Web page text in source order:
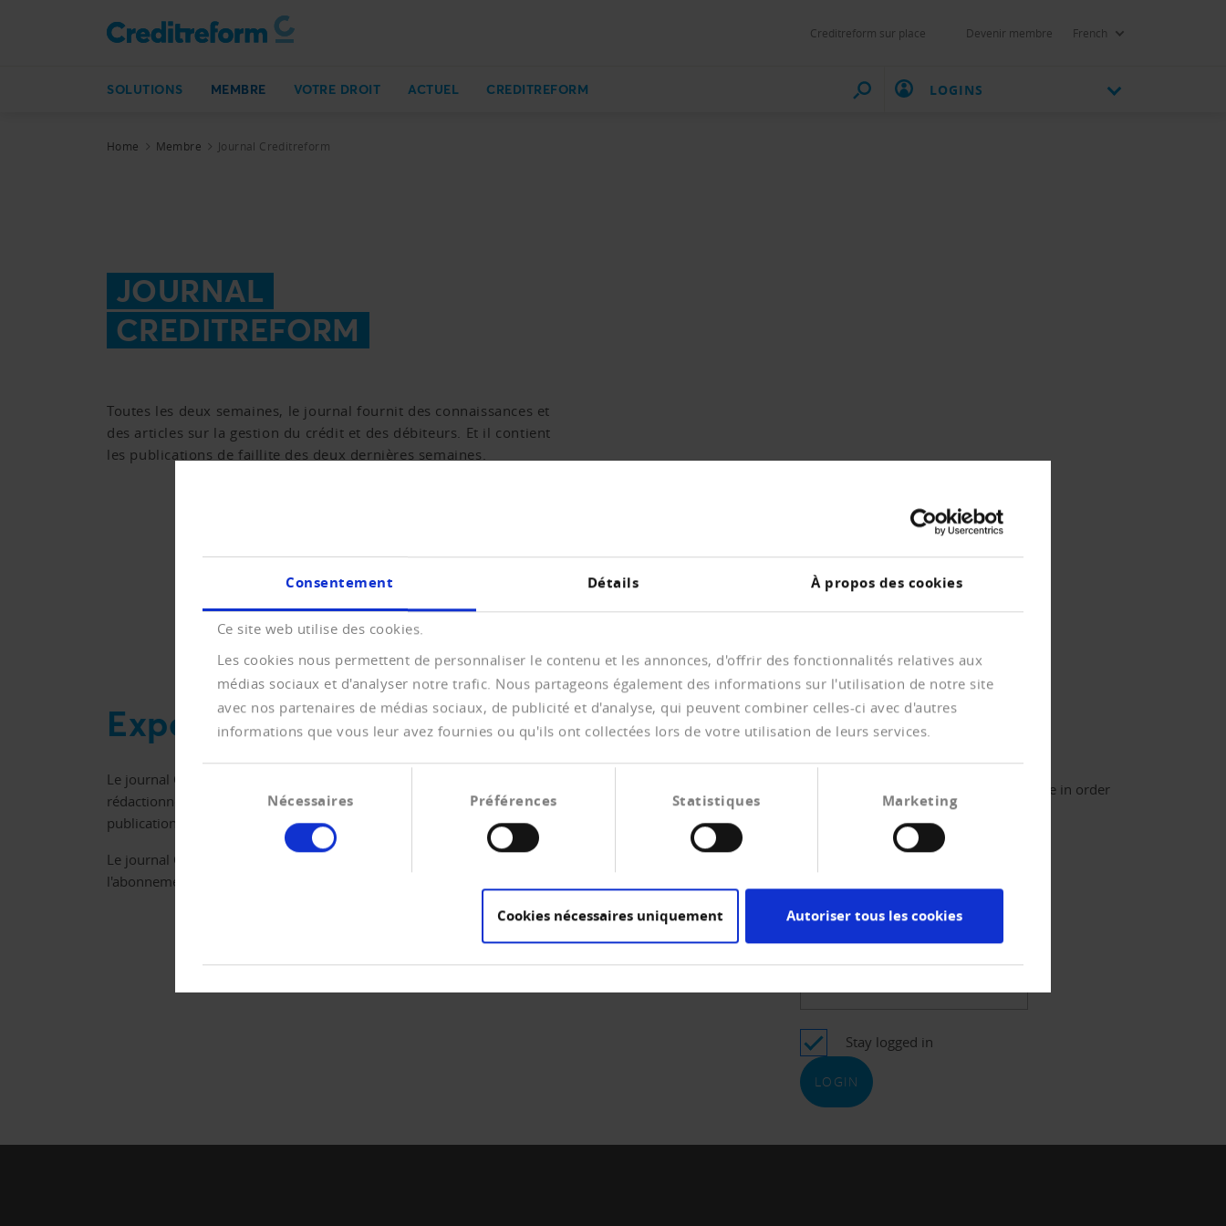
Consentement Détails À propos des cookies
Ce site web utilise des cookies.
Les cookies nous permettent de personnaliser le contenu et les annonces, d'offrir des fonctionnalités relatives aux
médias sociaux et d'analyser notre trafic. Nous partageons également des informations sur l'utilisation de notre site
avec nos partenaires de médias sociaux, de publicité et d'analyse, qui peuvent combiner celles-ci avec d'autres
informations que vous leur avez fournies ou qu'ils ont collectées lors de votre utilisation de leurs services.
consentement
Nécessaires Préférences Statistiques Marketing
Cookies nécessaires uniquement Autoriser tous les cookies
Creditreform sur place Devenir membre French
SOLUTIONS MEMBRE VOTRE DROIT ACTUEL CREDITREFORM LOGINS
Home Membre Journal Creditreform
JOURNAL
CREDITREFORM
Toutes les deux semaines, le journal fournit des connaissances et
des articles sur la gestion du crédit et des débiteurs. Et il contient
les publications de faillite des deux dernières semaines.
Expertise et publications.
Le journal Creditreform fournit toutes les deux semaines des connaissances spécialisées et des articles
rédactionnels dans le domaine de la gestion du crédit et des débiteurs. Il contient en outre toutes les
publications sur les faillites et les appels de facture des deux dernières semaines.
Le journal Creditreform est gratuit pour les CrediMEMBER, les non-membres paient 110 CHF pour
l'abonnement annuel.
Archive des journaux
Enter your username and password here in order
to log in on the website
Password
Stay logged in